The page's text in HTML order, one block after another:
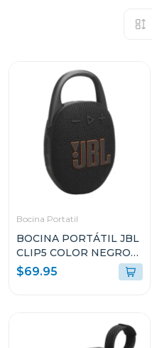
Bocina Portatil
BOCINA PORTÁTIL JBL
CLIP5 COLOR NEGRO
RESISTENTE AL AGUA Y
POLVO
$69.95